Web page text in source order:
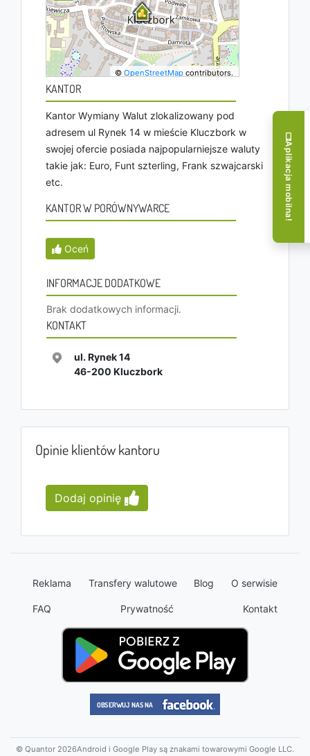
©OpenStreetMap contributors.
KANTOR
Kantor Wymiany Walut zlokalizowany pod
adresem ul Rynek 14 w mieście Kluczbork w
swojej ofercie posiada najpopularniejsze waluty
takie jak: Euro, Funt szterling, Frank szwajcarski
etc.
KANTOR W PORÓWNYWARCE
Oceń
INFORMACJE DODATKOWE
Brak dodatkowych informacji.
KONTAKT
ul. Rynek 14
46-200 Kluczbork
Opinie klientów kantoru
Dodaj opinię
Reklama Transfery walutowe Blog O serwisie
FAQ Prywatność Kontakt
© Quantor 2026Android i Google Play są znakami towarowymi Google LLC.
Aplikacja mobilna!